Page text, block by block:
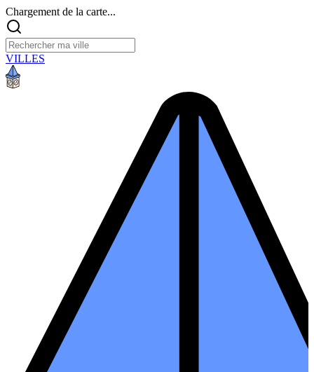
Chargement de la carte...
VILLES